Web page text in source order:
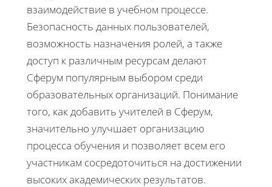
взаимодействие в учебном процессе.
Безопасность данных пользователей,
возможность назначения ролей, а также
доступ к различным ресурсам делают
Сферум популярным выбором среди
образовательных организаций. Понимание
того, как добавить учителей в Сферум,
значительно улучшает организацию
процесса обучения и позволяет всем его
участникам сосредоточиться на достижении
высоких академических результатов.